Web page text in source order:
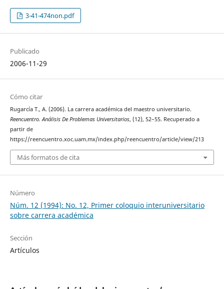
3-41-474non.pdf
Publicado
2006-11-29
Cómo citar
Rugarcía T., A. (2006). La carrera académica del maestro universitario.
Reencuentro. Análisis De Problemas Universitarios, (12), 52–55. Recuperado a
partir de
https://reencuentro.xoc.uam.mx/index.php/reencuentro/article/view/213
Más formatos de cita
Número
Núm. 12 (1994): No. 12, Primer coloquio interuniversitario
sobre carrera académica
Sección
Artículos